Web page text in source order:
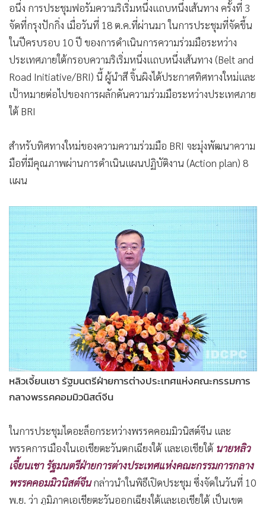
อนึ่ง การประชุมฟอรัมความริเริ่มหนึ่งแถบหนึ่งเส้นทาง ครั้งที่ 3
จัดที่กรุงปักกิ่ง เมื่อวันที่ 18 ต.ค.ที่ผ่านมา ในการประชุมที่จัดขึ้น
ในปีครบรอบ 10 ปี ของการดำเนินการความร่วมมือระหว่าง
ประเทศภายใต้กรอบความริเริ่มหนึ่งแถบหนึ่งเส้นทาง (Belt and
Road Initiative/BRI) นี้ ผู้นำสี จิ้นผิงได้ประกาศทิศทางใหม่และ
เป้าหมายต่อไปของการผลักดันความร่วมมือระหว่างประเทศภาย
ใต้ BRI
สำหรับทิศทางใหม่ของความความร่วมมือ BRI จะมุ่งพัฒนาความ
มือที่มีคุณภาพผ่านการดำเนินแผนปฏิบัติงาน (Action plan) 8
แผน
หลิวเจี้ยนเชา รัฐมนตรีฝ่ายการต่างประเทศแห่งคณะกรรมการ
กลางพรรคคอมมิวนิสต์จีน
ในการประชุมไดอะล็อกระหว่างพรรคคอมมิวนิสต์จีน และ
พรรคการเมืองในเอเชียตะวันตกเฉียงใต้ และเอเชียใต้ นายหลิว
เจี้ยนเชา รัฐมนตรีฝ่ายการต่างประเทศแห่งคณะกรรมการกลาง
พรรคคอมมิวนิสต์จีนกล่าวนำในพิธีเปิดประชุม ซึ่งจัดในวันที่ 10
พ.ย. ว่า ภูมิภาคเอเชียตะวันออกเฉียงใต้และเอเชียใต้ เป็นเขต